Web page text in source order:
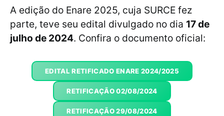
A edição do Enare 2025, cuja SURCE fez
parte, teve seu edital divulgado no dia 17 de
julho de 2024. Confira o documento oficial:
EDITAL RETIFICADO ENARE 2024/2025
RETIFICAÇÃO 02/08/2024
RETIFICAÇÃO 29/08/2024